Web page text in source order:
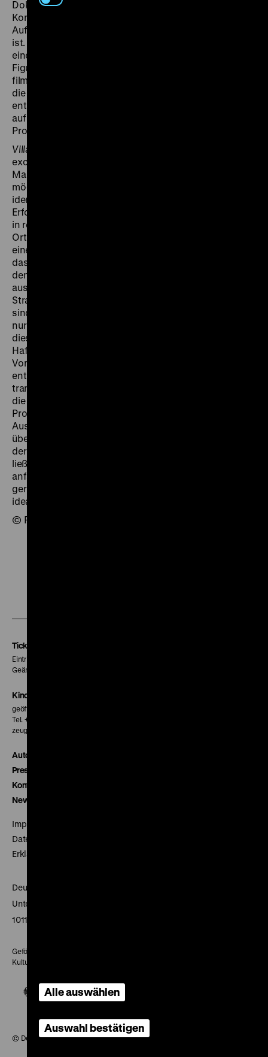
Dokumentarischen. Seine Bilder fügen sich zu einer
Konstruktion zusammen, in dem jede einzelne
Aufnahme ein Baustein für die Steigerung des Ganzen
ist. Kurland verzichtet auch auf Individualisierung in
einer Story, es gibt keine identifizierbaren individuellen
Figuren. Er zielt nicht auf konkrete Projekte (die
filmisch zu dokumentieren wären) und auch nicht auf
die gut erfundene exemplarische Geschichte (die
entsprechend zu inszenieren wäre). Vielmehr zielt er
auf einen Film, als Symbol – nicht für dieses oder jenes
Projekt, sondern für die Idee des Marshall-Plans.
Village without Words
excellence. All die Versatzstücke, die in so vielen
Marshall-Plan-Filmen auftauchen, um anhand eines
möglichst genau verorteten und datierten, an
identifizierbare Personen gebundenen Projektes vom
Erfolg des ERP zu berichten, sind hier vorhanden. Aber
in reiner Form: irgendeine Fabrik, Arbeiter, die an vielen
Orten leben könnten, die Straßen und Schaufenster
einer namenlosen Stadt, ein stillstehendes Karussell –
das ist das Material des Films. Der erste Teil könnte
den Titel “Bestandsaufnahme” tragen. Sie fällt trist
aus. Eine Fabrik, heruntergekommen zur Ruine,
Straßen, in denen keine Menschen mehr unterwegs
sind, Schaufenster ohne Waren. Alle Räder stehen still,
nur der Zerfall schreitet fort. Eine Abblende beendet
diesen Teil – und die Misere. Ein Schiff läuft in den
Hafen ein, ab hier herrscht ein einziges
Vorwärtsschreiten. Das ERP-Logo prangt auf den
entladenen Kisten und auf dem Zug, der sie
transportiert. Arbeiter kehren in die verfallene Fabrik
die zurück, setzen Maschinen instand, nehmen die
Produktion wieder auf. Die Straßen beleben, die
Auslagen füllen sich. Wo im ersten Teil ein Schwenk
über einen verlassenen Platz auf einem Jungen endete,
der dort am Brunnen ein Spielzeug-Kriegsschiff fahren
ließ, dreht hier das Karussell wieder seine Runden. War
anfangs nichts in Ordnung, am Ende ist alles wohl
gerichtet.
idealtypisches, andererseits auftrumpfendes Exempel.
© Rainer Rother
Tickets
Eintritt 5 €
Geänderte Preise sind im Programm vermerkt.
Kinokasse
geöffnet 30 Minuten vor Beginn der ersten Vorstellung
Tel. + 49 30 20304-770
zeughauskino@dhm.de
Autor*innen
Presse
Kontakt
Newsletter
Impressum
Datenschutz
Erklärung digitale Barrierefreiheit
Deutsches Historisches Museum
Unter den Linden 2
10117 Berlin
Gefördert mit Mitteln des Beauftragten der Bundesregierung für
Kultur und Medien
© Deutsches Historisches Museum, 2026
Alle auswählen
Auswahl bestätigen